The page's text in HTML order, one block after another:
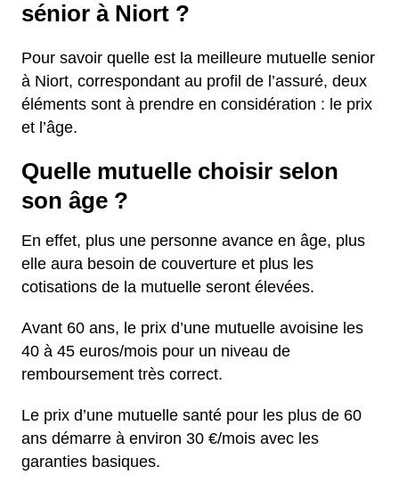
sénior à Niort ?
Pour savoir quelle est la meilleure mutuelle senior
à Niort, correspondant au profil de l’assuré, deux
éléments sont à prendre en considération : le prix
et l’âge.
Quelle mutuelle choisir selon
son âge ?
En effet, plus une personne avance en âge, plus
elle aura besoin de couverture et plus les
cotisations de la mutuelle seront élevées.
Avant 60 ans, le prix d’une mutuelle avoisine les
40 à 45 euros/mois pour un niveau de
remboursement très correct.
Le prix d’une mutuelle santé pour les plus de 60
ans démarre à environ 30 €/mois avec les
garanties basiques.